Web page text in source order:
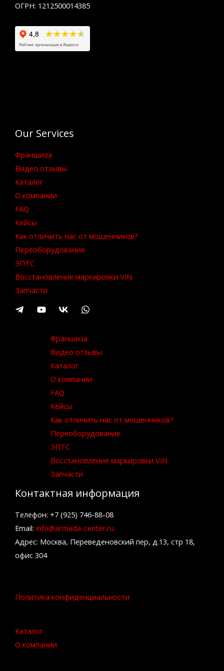
ОГРН: 1212500014385
Our Services
Франшиза
Видео отзывы
Каталог
О компании
FAQ
Кейсы
Как отличить нас от мошенников?
Переоборудование
ЭПТС
Восстановление маркировки VIN
Запчасти
Франшиза
Видео отзывы
Каталог
О компании
FAQ
Кейсы
Как отличить нас от мошенников?
Переоборудование
ЭПТС
Восстановление маркировки VIN
Запчасти
Контактная информация
Телефон: +7 (925) 746-88-08
Email: info@armada-center.ru
Адрес: Москва, Переведеновский пер, д.13, стр 18,
офис 304
Политика конфиденциальности
Каталог
О компании